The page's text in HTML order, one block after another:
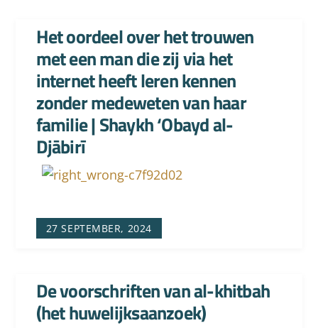
27 SEPTEMBER, 2024
Het oordeel over het trouwen
met een man die zij via het
internet heeft leren kennen
zonder medeweten van haar
familie | Shaykh ‘Obayd al-
Djābirī
De voorschriften van al-khitbah
(het huwelijksaanzoek)